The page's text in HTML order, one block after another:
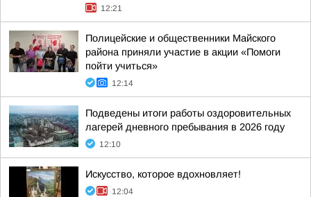
12:21
Полицейские и общественники Майского
района приняли участие в акции «Помоги
пойти учиться»
12:14
Подведены итоги работы оздоровительных
лагерей дневного пребывания в 2026 году
12:10
Искусство, которое вдохновляет!
12:04